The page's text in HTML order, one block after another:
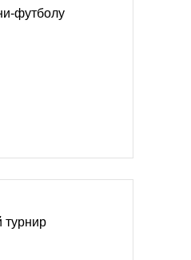
футболу
турнир